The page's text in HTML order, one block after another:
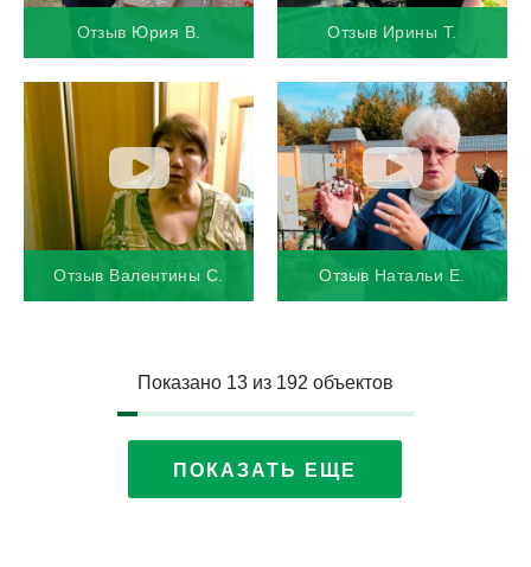
Отзыв Юрия В. Отзыв Ирины Т.
Отзыв Валентины С. Отзыв Натальи Е.
Показано 13из 192 объектов
ПОКАЗАТЬ ЕЩЕ